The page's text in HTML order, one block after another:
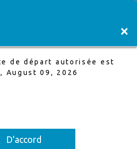
1 Adultes
le tarif aérien aller-retour et le tarif aérien
×
de départ autorisée est
August 09, 2026
D'accord